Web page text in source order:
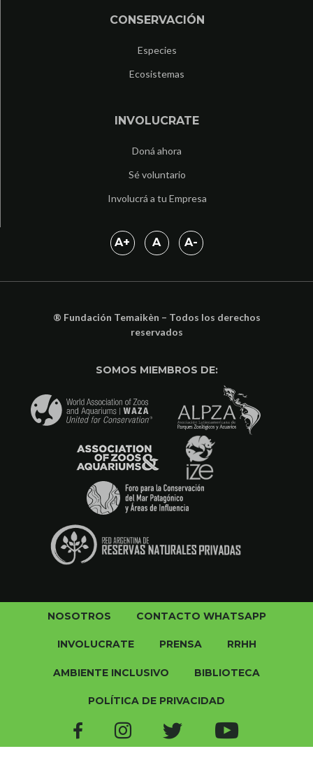
CONSERVACIÓN
Especies
Ecosistemas
INVOLUCRATE
Doná ahora
Sé voluntario
Involucrá a tu Empresa
A+ A A-
® Fundación Temaikèn – Todos los derechos
reservados
SOMOS MIEMBROS DE:
NOSOTROS CONTACTO WHATSAPP
INVOLUCRATE PRENSA RRHH
AMBIENTE INCLUSIVO BIBLIOTECA
POLÍTICA DE PRIVACIDAD